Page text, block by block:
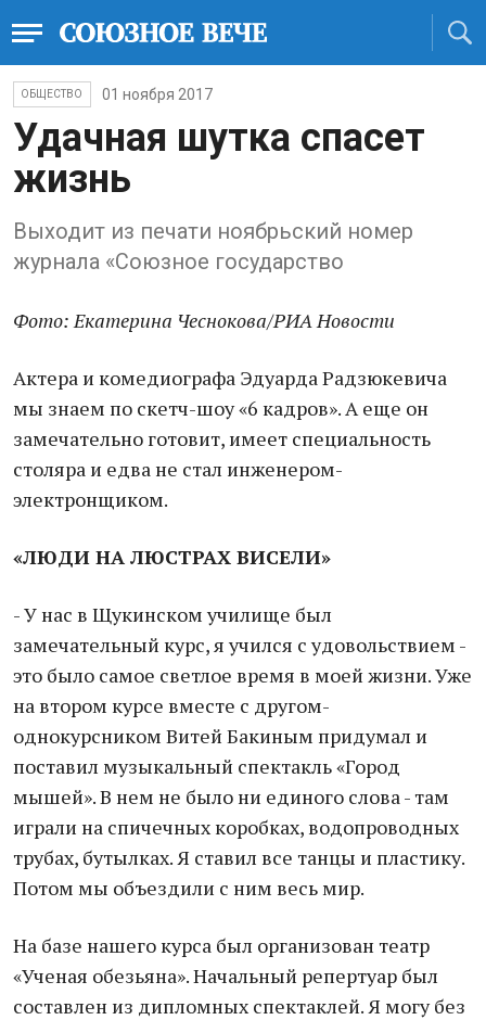
ОБЩЕСТВО 01 ноября 2017
Удачная шутка спасет
жизнь
Выходит из печати ноябрьский номер
журнала «Союзное государство
Фото: Екатерина Чеснокова/РИА Новости
Актера и комедиографа Эдуарда Радзюкевича
мы знаем по скетч-шоу «6 кадров». А еще он
замечательно готовит, имеет специальность
столяра и едва не стал инженером-
электронщиком.
«ЛЮДИ НА ЛЮСТРАХ ВИСЕЛИ»
- У нас в Щукинском училище был
замечательный курс, я учился с удовольствием -
это было самое светлое время в моей жизни. Уже
на втором курсе вместе с другом-
однокурсником Витей Бакиным придумал и
поставил музыкальный спектакль «Город
мышей». В нем не было ни единого слова - там
играли на спичечных коробках, водопроводных
трубах, бутылках. Я ставил все танцы и пластику.
Потом мы объездили с ним весь мир.
На базе нашего курса был организован театр
«Ученая обезьяна». Начальный репертуар был
составлен из дипломных спектаклей. Я могу без